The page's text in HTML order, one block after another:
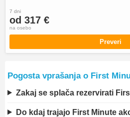
7 dni
od 317 €
na osebo
Preveri
Pogosta vprašanja o First
Zakaj se splača rezervirati
Do kdaj trajajo First Minute